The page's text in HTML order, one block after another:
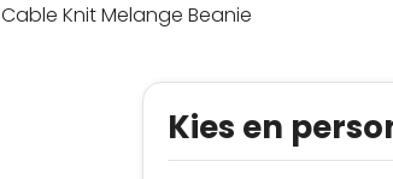
Cable Knit Melange Beanie
Kies en